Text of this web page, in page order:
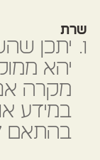
שרת
יתכן
יהא
מקרה
במידע
בהתאם